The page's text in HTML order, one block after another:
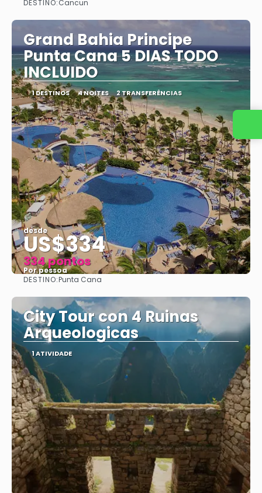
DESTINO:Cancun
Grand Bahia Principe
Punta Cana 5 DIAS TODO
INCLUIDO
1 DESTINOS 4 NOITES 2 TRANSFERÊNCIAS
desde
US$334
334 pontos
Por pessoa
DESTINO:Punta Cana
City Tour con 4 Ruinas
Arqueologicas
1 ATIVIDADE
Entre em contato conosco